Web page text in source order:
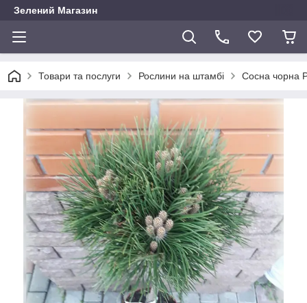
Зелений Магазин
Товари та послуги Рослини на штамбі Сосна чорна